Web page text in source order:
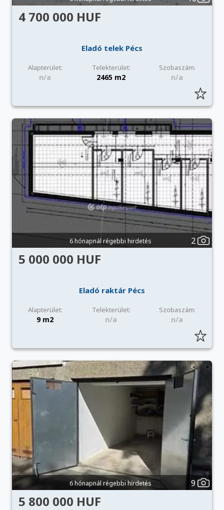
4 700 000 HUF
Eladó telek Pécs
Alapterület: Telekterület: Szobaszám:
n/a 2465 m2 n/a
6 hónapnál régebbi hirdetés 2
5 000 000 HUF
Eladó raktár Pécs
Alapterület: Telekterület: Szobaszám:
9 m2 n/a n/a
6 hónapnál régebbi hirdetés 9
5 800 000 HUF